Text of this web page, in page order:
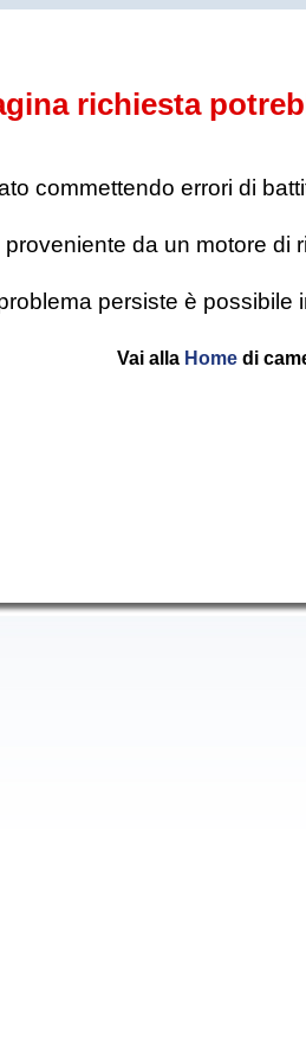
richiesta
commettendo errori di
da un motore di
persiste è
Vai alla Homedi